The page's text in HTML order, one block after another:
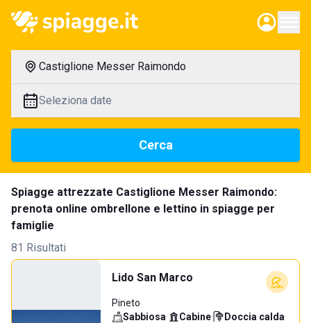
Castiglione Messer Raimondo
Seleziona date
Cerca
Spiagge attrezzate Castiglione Messer Raimondo:
prenota online ombrellone e lettino in spiagge per
famiglie
81 Risultati
Lido San Marco
Pineto
Sabbiosa· Cabine· Doccia calda·